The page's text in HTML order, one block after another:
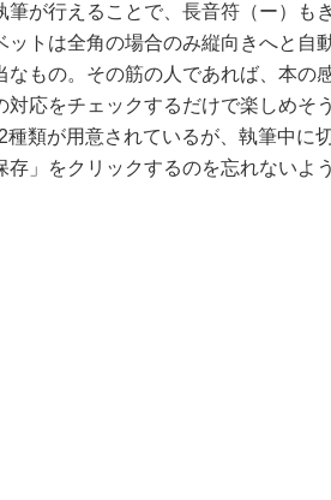
筆が行えることで、長音符（ー）も
ットは全角の場合のみ縦向きへと自
もの。その筋の人であれば、本の
応をチェックするだけで楽しめそ
類が用意されているが、執筆中に
」をクリックするのを忘れないよ